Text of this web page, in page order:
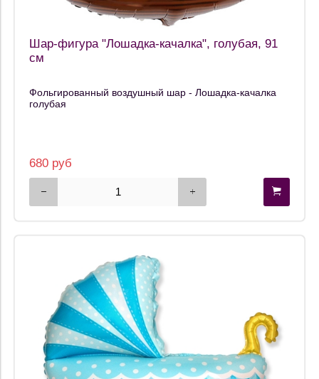
Шар-фигура "Лошадка-качалка", голубая, 91
см
Фольгированный воздушный шар - Лошадка-качалка
голубая
680 руб